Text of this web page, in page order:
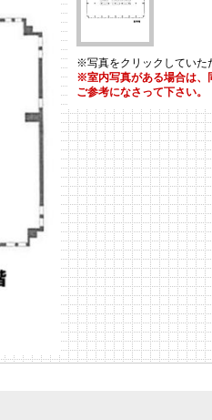
※写真をクリックしていた
※室内写真がある場合は、
ご参考になさって下さい。